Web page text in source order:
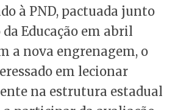
à PND, pactuada junto
Educação em abril
a nova engrenagem, o
em lecionar
na estrutura estadual